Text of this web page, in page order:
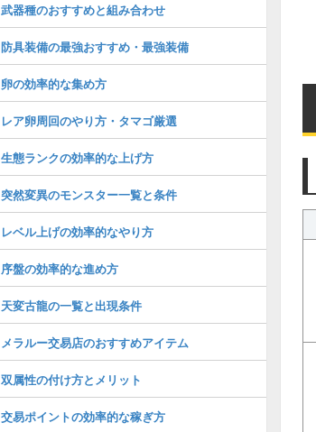
武器種のおすすめと組み合わせ
防具装備の最強おすすめ・最強装備
卵の効率的な集め方
レア卵周回のやり方・タマゴ厳選
生態ランクの効率的な上げ方
突然変異のモンスター一覧と条件
レベル上げの効率的なやり方
序盤の効率的な進め方
天変古龍の一覧と出現条件
メラルー交易店のおすすめアイテム
双属性の付け方とメリット
交易ポイントの効率的な稼ぎ方